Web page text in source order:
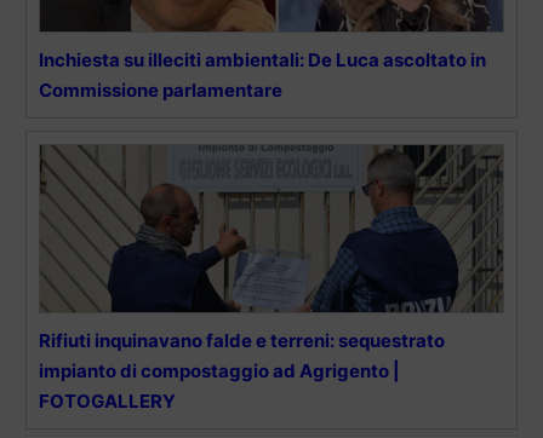
Inchiesta su illeciti ambientali: De Luca ascoltato in
Commissione parlamentare
Rifiuti inquinavano falde e terreni: sequestrato
impianto di compostaggio ad Agrigento |
FOTOGALLERY